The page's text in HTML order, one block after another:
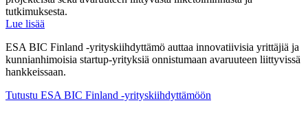
tutkimuksesta.
Lue lisää
ESA BIC Finland -yrityskiihdyttämö auttaa innovatiivisia yrittäjiä ja
kunnianhimoisia startup-yrityksiä onnistumaan avaruuteen liittyvissä
hankkeissaan.
Tutustu ESA BIC Finland -yrityskiihdyttämöön